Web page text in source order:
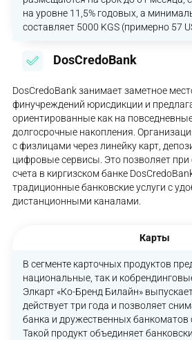
на уровне 11,5% годовых, а
составляет 5000 KGS (примерно 57
DosCredoBank
DosCredoBank занимает заметное
финучреждений юрисдикции и
ориентированные как на
долгосрочные накопления.
с физлицами через линейку карт,
цифровые сервисы. Это позволяет при
счета в киргизском банке
традиционные банковские услуги с
дистанционными каналами.
Карты
В сегменте карточных продуктов
национальные, так и
Элкарт «Ко-Бренд Билайн»
действует три года и позволяет
банка и дружественных банкоматов
Такой продукт объединяет